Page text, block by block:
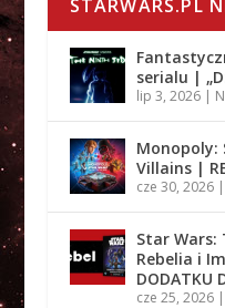
STARWARS.PL
serialu |
lip 3, 2026|
Monopoly:
Villains |
cze 30, 2026|
Star Wars:
Rebelia i
DODATKU
cze 25, 2026|